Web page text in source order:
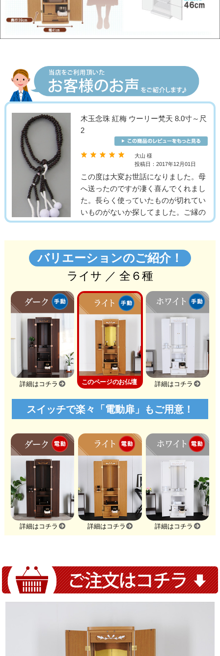
バリエーションのご紹介！
ライサ ／ 全６種
詳細はコチラ このページのお仏壇 詳細はコチラ
スイッチで楽々「電動扉」もご用意！
詳細はコチラ 詳細はコチラ 詳細はコチラ